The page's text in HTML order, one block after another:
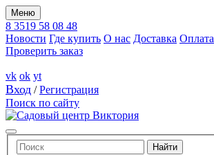
Меню
8 3519 58 08 48
Новости Где купить О нас Доставка Оплата
Проверить заказ
vk ok yt
Вход /Регистрация
Поиск по сайту